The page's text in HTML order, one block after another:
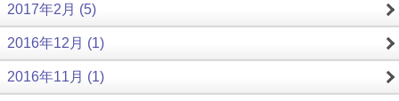
2017年2月 (5)
2016年12月 (1)
2016年11月 (1)